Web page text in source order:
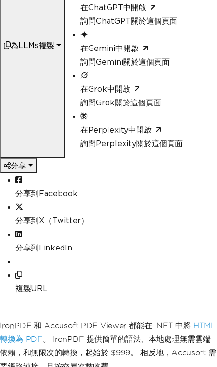
為LLMs複製
在ChatGPT中開啟
詢問ChatGPT關於這個頁面
在Gemini中開啟
詢問Gemini關於這個頁面
在Grok中開啟
詢問Grok關於這個頁面
在Perplexity中開啟
詢問Perplexity關於這個頁面
分享
分享到Facebook
分享到X（Twitter）
分享到LinkedIn
複製URL
IronPDF 和 Accusoft PDF Viewer 都能在 .NET 中將 HTML
轉換為 PDF。 IronPDF 提供簡單的語法、本地處理無需雲端
依賴，和無限次的轉換，起始於 $999。 相反地，Accusoft 需